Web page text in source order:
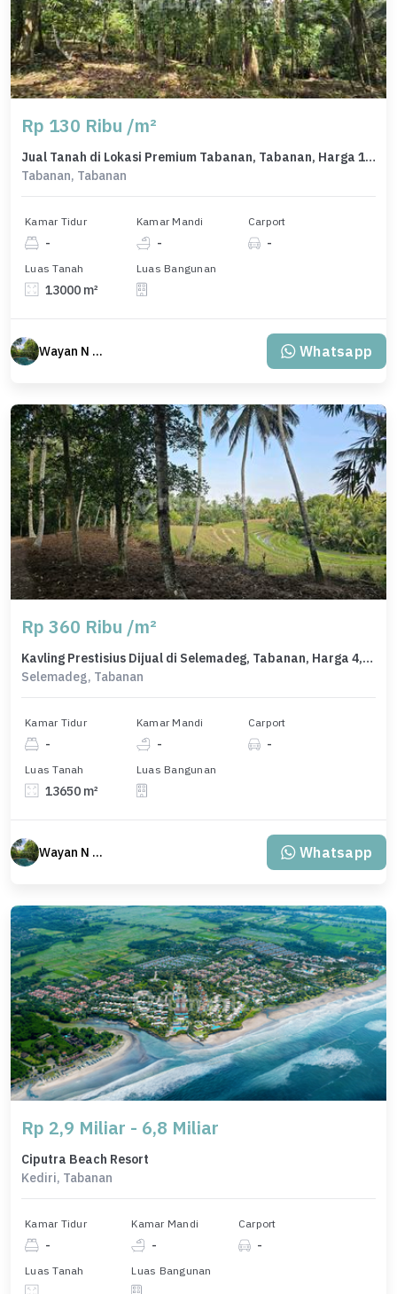
Rp 130 Ribu /m²
Jual Tanah di Lokasi Premium Tabanan, Tabanan, Harga 1,69 Miliar
Tabanan, Tabanan
Kamar Tidur
-
Kamar Mandi
-
Carport
-
Luas Tanah
13000 m²
Luas Bangunan
Wayan N Bali Whatsapp
Rp 360 Ribu /m²
Kavling Prestisius Dijual di Selemadeg, Tabanan, Harga 4,91 Miliar
Selemadeg, Tabanan
Kamar Tidur
-
Kamar Mandi
-
Carport
-
Luas Tanah
13650 m²
Luas Bangunan
Wayan N Bali Whatsapp
Rp 2,9 Miliar - 6,8 Miliar
Ciputra Beach Resort
Kediri, Tabanan
Kamar Tidur
-
Kamar Mandi
-
Carport
-
Luas Tanah Luas Bangunan